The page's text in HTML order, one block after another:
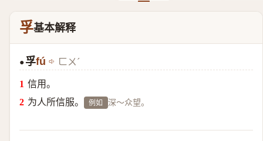
孚基本解释
● 孚fú ㄈㄨˊ
信用。
为人所信服。
例如 深～众望。